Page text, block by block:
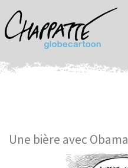
Une bière avec Obama